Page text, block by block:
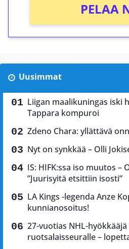
PELAA
Uusimmat
Liigan maalikuningas iski
Tappara kompuroi
Zdeno Chara: yllättävä
Nyt on synkkää – Olli
IS: HIFK:ssa iso muutos –
”Juurisyitä etsittiin isosti”
LA Kings -legenda Anze
kunnianosoitus!
27-vuotias NHL-
ruotsalaisseuralle –